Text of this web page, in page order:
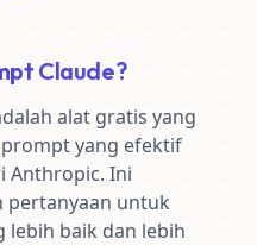
Claude?
alat gratis yang
yang efektif
Anthropic. Ini
pertanyaan untuk
lebih baik dan lebih